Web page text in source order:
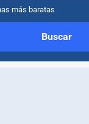
más baratas
Buscar